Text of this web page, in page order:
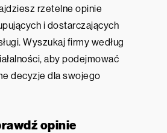
rzetelne opinie
i dostarczających
Wyszukaj firmy według
aby podejmować
decyzje dla swojego
opinie